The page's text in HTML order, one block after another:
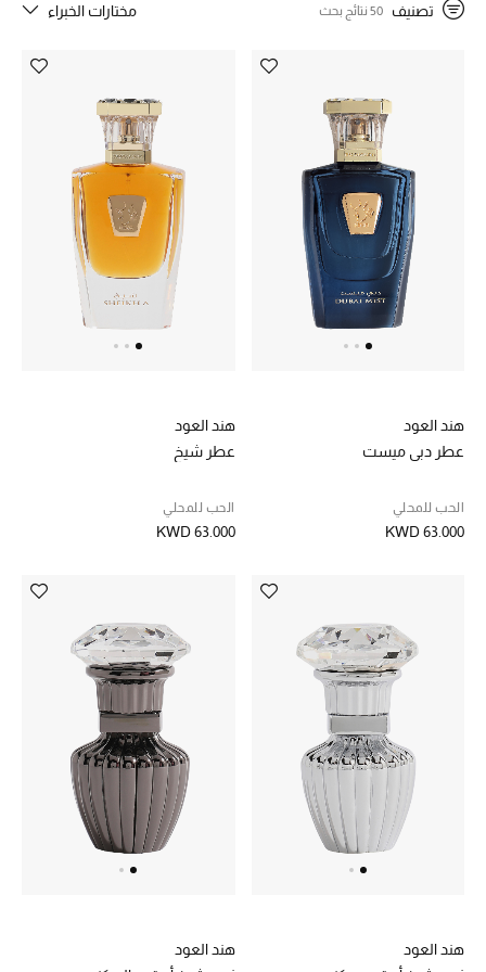
ما وصلنا حديثاً
ما وصلنا حديثاً
الموسم الجديد
أحذية النسائية
الرجال
مستلزمات المنزل
نسوقوا أحدث ما وصلنا
العطر، حيث يتحول كل عبير إلى تجربة تحاكي الإحساس وتلامس الذاكرة.
تصنيف 50 نتائج بحث مختارات الخبراء
هند العود
عطر دبي ميست
الحب للمحلي
KWD 63.000
هند العود
عطر شيخ
الحب للمحلي
KWD 63.000
هند العود
هند العود